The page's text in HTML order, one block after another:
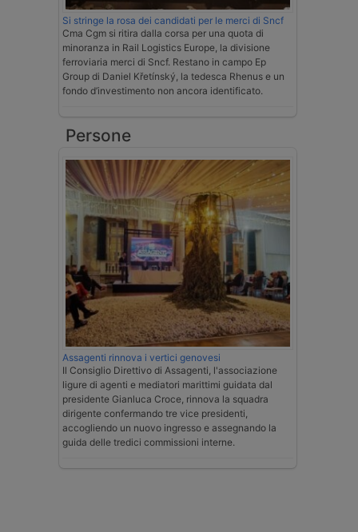
Si stringe la rosa dei candidati per le merci di Sncf
Cma Cgm si ritira dalla corsa per una quota di
minoranza in Rail Logistics Europe, la divisione
ferroviaria merci di Sncf. Restano in campo Ep
Group di Daniel Křetínský, la tedesca Rhenus e un
fondo d’investimento non ancora identificato.
Persone
Assagenti rinnova i vertici genovesi
Il Consiglio Direttivo di Assagenti, l'associazione
ligure di agenti e mediatori marittimi guidata dal
presidente Gianluca Croce, rinnova la squadra
dirigente confermando tre vice presidenti,
accogliendo un nuovo ingresso e assegnando la
guida delle tredici commissioni interne.